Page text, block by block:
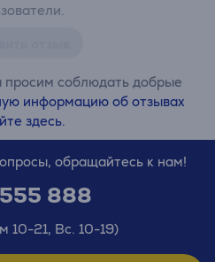
просим соблюдать добрые
информацию об отзывах
здесь.
обращайтесь к нам!
888
10-21, Вс. 10-19)